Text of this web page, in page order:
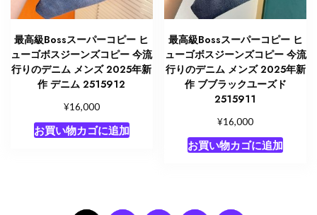
最高級Bossスーパーコピー ヒ
ューゴボスジーンズコピー 今流
行りのデニム メンズ 2025年新
作 デニム 2515912
¥16,000
お買い物カゴに追加
最高級Bossスーパーコピー ヒ
ューゴボスジーンズコピー 今流
行りのデニム メンズ 2025年新
作 ブブラックユーズド
2515911
¥16,000
お買い物カゴに追加